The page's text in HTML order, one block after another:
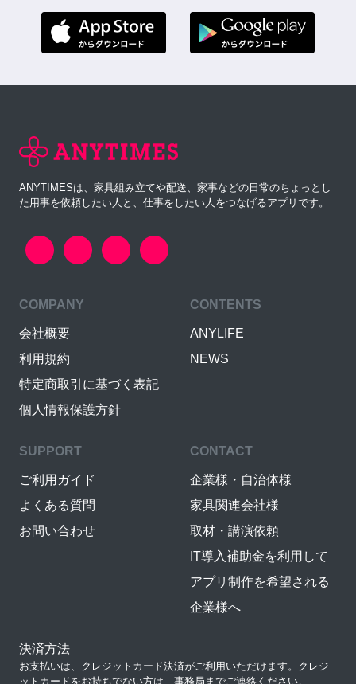
ANYTIMESは、家具組み立てや配送、家事などの日常のちょっとし
た用事を依頼したい人と、仕事をしたい人をつなげるアプリです。
COMPANY
会社概要
利用規約
特定商取引に基づく表記
個人情報保護方針
CONTENTS
ANYLIFE
NEWS
SUPPORT
ご利用ガイド
よくある質問
お問い合わせ
CONTACT
企業様・自治体様
家具関連会社様
取材・講演依頼
IT導入補助金を利用して
アプリ制作を希望される
企業様へ
決済方法
お支払いは、クレジットカード決済がご利用いただけます。クレジ
ットカードをお持ちでない方は、事務局までご連絡ください。